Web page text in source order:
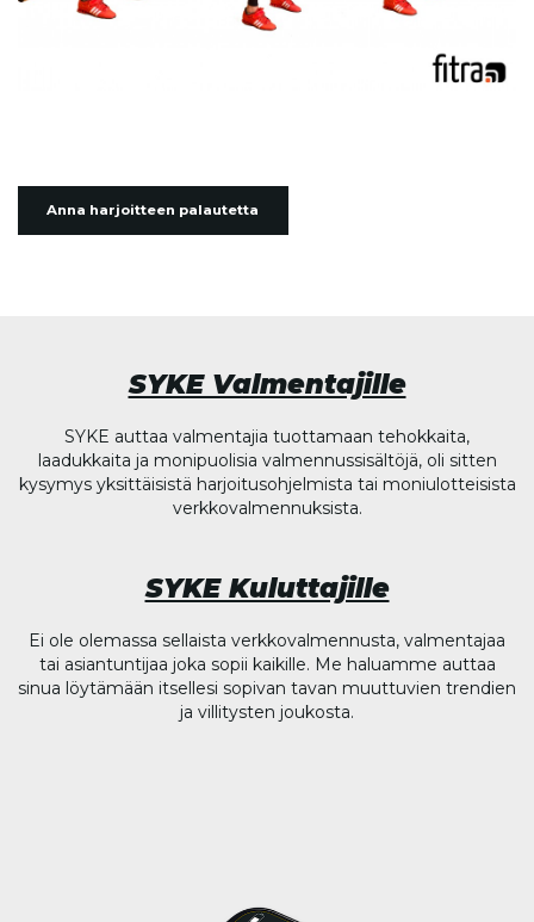
Anna harjoitteen palautetta
SYKE Valmentajille
SYKE auttaa valmentajia tuottamaan tehokkaita,
laadukkaita ja monipuolisia valmennussisältöjä, oli sitten
kysymys yksittäisistä harjoitusohjelmista tai moniulotteisista
verkkovalmennuksista.
SYKE Kuluttajille
Ei ole olemassa sellaista verkkovalmennusta, valmentajaa
tai asiantuntijaa joka sopii kaikille. Me haluamme auttaa
sinua löytämään itsellesi sopivan tavan muuttuvien trendien
ja villitysten joukosta.